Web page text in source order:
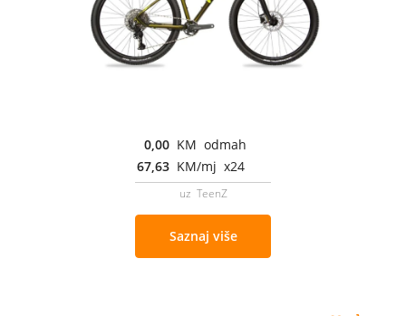
0,00 KM odmah
67,63 KM/mj x24
uz TeenZ
Saznaj više